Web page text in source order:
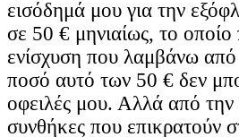
εισόδημά μου για την
σε 50 € μηνιαίως, το οποίο
ενίσχυση που λαμβάνω
ποσό αυτό των 50 € δεν
οφειλές μου. Αλλά από την
συνθήκες που επικρατούν